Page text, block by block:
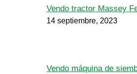
Vendo tractor Massey
14 septiembre, 2023
Vendo máquina de